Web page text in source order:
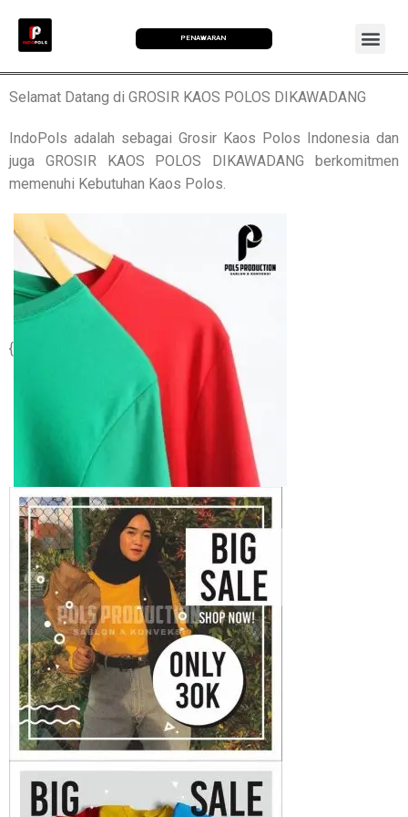
PENAWARAN
Selamat Datang di GROSIR KAOS POLOS DIKAWADANG
IndoPols adalah sebagai Grosir Kaos Polos Indonesia dan
juga GROSIR KAOS POLOS DIKAWADANG berkomitmen
memenuhi Kebutuhan Kaos Polos.
{